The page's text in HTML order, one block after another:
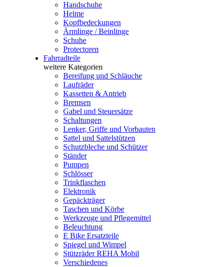
Handschuhe
Helme
Kopfbedeckungen
Ärmlinge / Beinlinge
Schuhe
Protectoren
Fahrradteile
weitere Kategorien
Bereifung und Schläuche
Laufräder
Kassetten & Antrieb
Bremsen
Gabel und Steuersätze
Schaltungen
Lenker, Griffe und Vorbauten
Sattel und Sattelstützen
Schutzbleche und Schützer
Ständer
Pumpen
Schlösser
Trinkflaschen
Elektronik
Gepäckträger
Taschen und Körbe
Werkzeuge und Pflegemittel
Beleuchtung
E Bike Ersatzteile
Spiegel und Wimpel
Stützräder REHA Mobil
Verschiedenes